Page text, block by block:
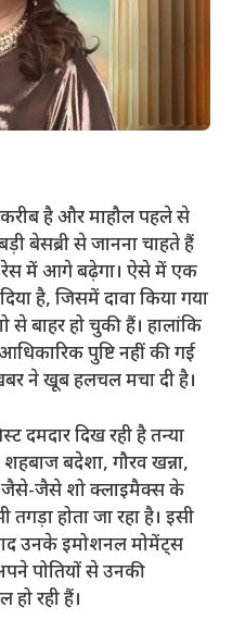
है और माहौल पहले से
बेसब्री से जानना चाहते हैं
रेस में आगे बढ़ेगा। ऐसे में एक
है, जिसमें दावा किया गया
बाहर हो चुकी हैं। हालांकि
पुष्टि नहीं की गई
ने खूब हलचल मचा दी है।
दमदार दिख रही है तन्‍या
बदेशा, गौरव खन्ना,
जैसे-जैसे शो क्लाइमैक्स के
होता जा रहा है। इसी
उनके इमोशनल मोमेंट्स
पोतियों से उनकी
रही हैं।